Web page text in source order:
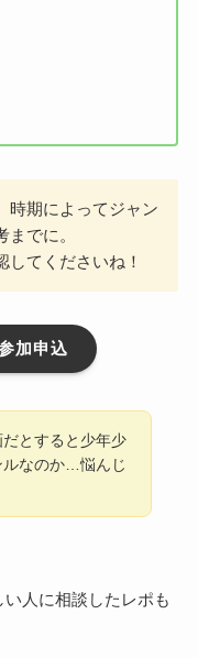
時期によってジャン
でに。
してくださいね！
加申込
とすると少年少
ルなのか…悩んじ
人に相談したレポも